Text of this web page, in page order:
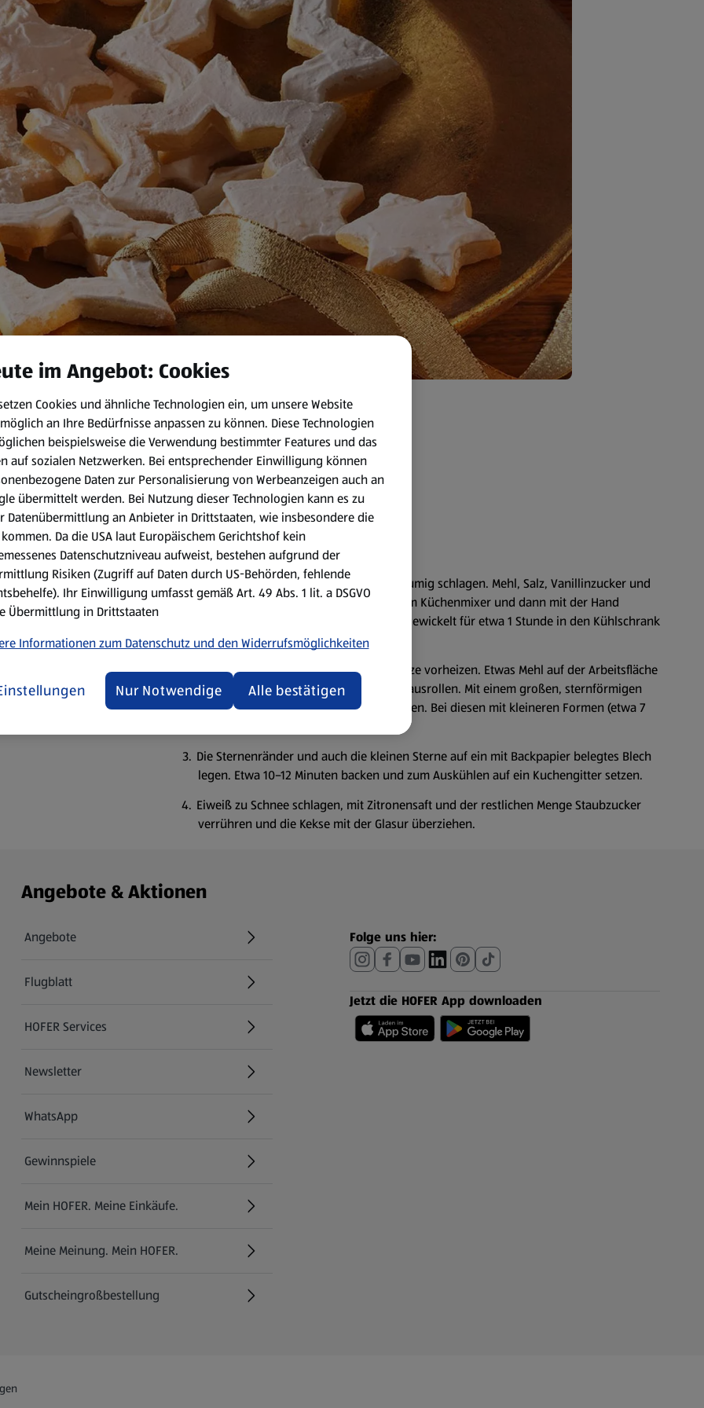
Kekse. Ein wunderbares Rezept für die Weihnachtszeit.
Zubereitungsart:
Leicht erwärmte Butter und Eigelb schaumig schlagen. Mehl, Salz, Vanillinzucker und
ein Drittel des Staubzuckers erst mit dem Küchenmixer und dann mit der Hand
verkneten. Den Teig in Frischhaltefolie gewickelt für etwa 1 Stunde in den Kühlschrank
stellen.
Den Backofen auf 180 °C Ober-/Unterhitze vorheizen. Etwas Mehl auf der Arbeitsfläche
verteilen und den Teig etwa 5 mm dick ausrollen. Mit einem großen, sternförmigen
Ausstecher (etwa 10 cm) Kekse ausstechen. Bei diesen mit kleineren Formen (etwa 7
Die Sternenränder und auch die kleinen Sterne auf ein mit Backpapier belegtes Blech
legen. Etwa 10–12 Minuten backen und zum Auskühlen auf ein Kuchengitter setzen.
Eiweiß zu Schnee schlagen, mit Zitronensaft und der restlichen Menge Staubzucker
verrühren und die Kekse mit der Glasur überziehen.
Angebote & Aktionen
Angebote
Flugblatt
HOFER Services
Newsletter
WhatsApp
Gewinnspiele
Mein HOFER. Meine Einkäufe.
Meine Meinung. Mein HOFER.
Gutscheingroßbestellung
(öffnet in einem neuen Tab)
Folge uns hier:
Jetzt die HOFER App downloaden
im Angebot: Cookies
Cookies und ähnliche Technologien ein, um unsere Website
an Ihre Bedürfnisse anpassen zu können. Diese Technologien
beispielsweise die Verwendung bestimmter Features und das
auf sozialen Netzwerken. Bei entsprechender Einwilligung können
Daten zur Personalisierung von Werbeanzeigen auch an
übermittelt werden. Bei Nutzung dieser Technologien kann es zu
Datenübermittlung an Anbieter in Drittstaaten, wie insbesondere die
kommen. Da die USA laut Europäischem Gerichtshof kein
Datenschutzniveau aufweist, bestehen aufgrund der
Risiken (Zugriff auf Daten durch US-Behörden, fehlende
Ihr Einwilligung umfasst gemäß Art. 49 Abs. 1 lit. a DSGVO
Übermittlung in Drittstaaten
Informationen zum Datenschutz und den Widerrufsmöglichkeiten
Nur Notwendige Alle bestätigen